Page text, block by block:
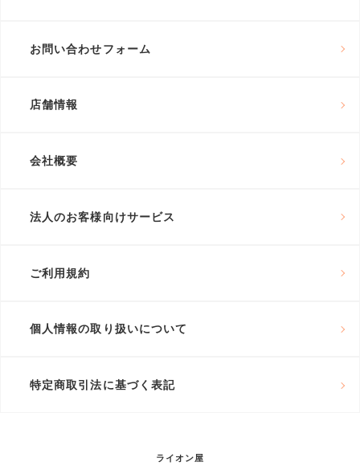
お問い合わせフォーム
店舗情報
会社概要
法人のお客様向けサービス
ご利用規約
個人情報の取り扱いについて
特定商取引法に基づく表記
ライオン屋